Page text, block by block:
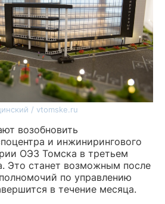
/ vtomske.ru
возобновить
и инжинирингового
ОЭЗ Томска в третьем
Это станет возможным после
по управлению
в течение месяца.